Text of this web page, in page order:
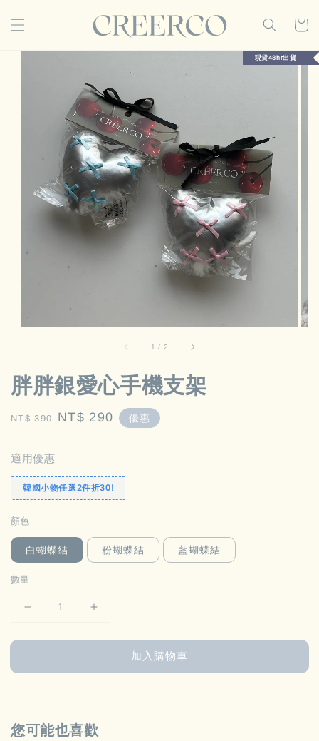
1 / 2
現貨48hr出貨
胖胖銀愛心手機支架
Regular
NT$ 390 Sale
NT$ 290 優惠
適用優惠
韓國小物任選2件折30!
顏色
白蝴蝶結 粉蝴蝶結 藍蝴蝶結
數量
加入購物車
您可能也喜歡